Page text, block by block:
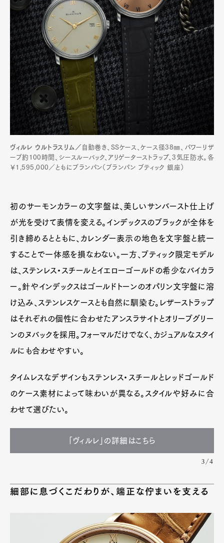
ヴィルレ ウルトラスリム／ 自動巻き、SSケース、ケース径38㎜、パワーリザ
ーブ約100時間、シースルーバック、アリゲーターストラップ、3気圧防水。各
￥1,595,000／ともにブランパン（ブランパン ブティック 銀座）
初のサーモンカラーの文字盤は、美しいサンバースト仕上げ
が光を受けて表情を変える。インデックスのブラックが全体を
引き締めるとともに、カレンダー表示の地色を文字盤と統一
することで一体感を損なわない。一方、ブティック限定モデル
は、ステンレス・スチールとイエローゴールドの希少なバイカラ
ー。針やインデックスはゴールドトーンのオパリン文字盤に溶
け込み、ステンレスケースとも自然に馴染む。レザーストラップ
はそれぞれの個性に合わせたアンスラサイトとオリーブグリー
ンのヌバックを採用。フォーマルだけでなく、カジュアルなスタイ
ルにも合わせやすい。
タイムレスなデザインもステンレス・スチールとレッドゴールド
のケース素材によって味わいが異なる。スタイルや好みに合
わせて選びたい。
「ヴィルレ」の詳細はこちら
3/4
細部に息づくこだわりが、端正な佇まいを支える